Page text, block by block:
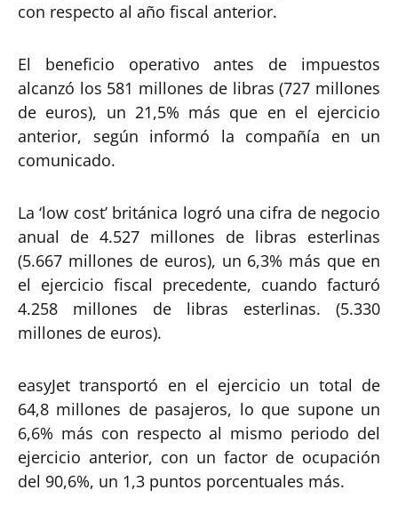
con respecto al año fiscal anterior.
El beneficio operativo antes de impuestos
alcanzó los 581 millones de libras (727 millones
de euros), un 21,5% más que en el ejercicio
anterior, según informó la compañía en un
comunicado.
La ‘low cost’ británica logró una cifra de negocio
anual de 4.527 millones de libras esterlinas
(5.667 millones de euros), un 6,3% más que en
el ejercicio fiscal precedente, cuando facturó
4.258 millones de libras esterlinas. (5.330
millones de euros).
easyJet transportó en el ejercicio un total de
64,8 millones de pasajeros, lo que supone un
6,6% más con respecto al mismo periodo del
ejercicio anterior, con un factor de ocupación
del 90,6%, un 1,3 puntos porcentuales más.